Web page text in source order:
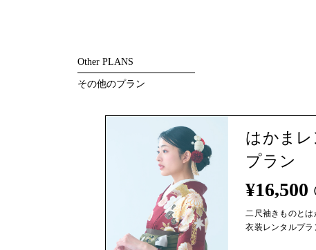
Other PLANS
その他のプラン
はかま
プラン
¥16,500
二尺袖きものと
衣装レンタルプラ